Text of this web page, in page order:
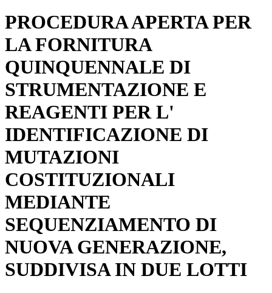
PROCEDURA APERTA PER
LA FORNITURA
QUINQUENNALE DI
STRUMENTAZIONE E
REAGENTI PER L'
IDENTIFICAZIONE DI
MUTAZIONI
COSTITUZIONALI
MEDIANTE
SEQUENZIAMENTO DI
NUOVA GENERAZIONE,
SUDDIVISA IN DUE LOTTI